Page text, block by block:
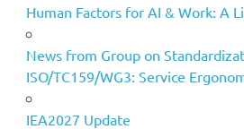
Human Factors for AI & Work: A
News from Group on
ISO/TC159/WG3: Service
IEA2027 Update